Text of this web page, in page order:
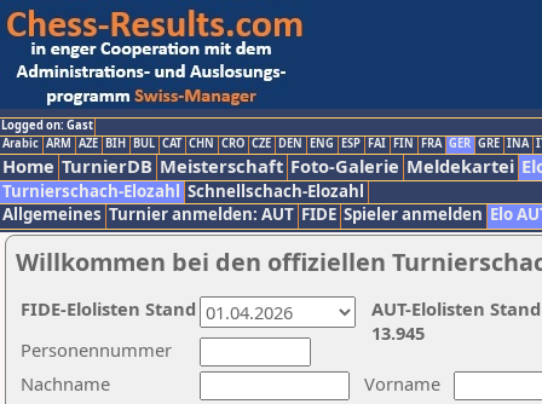
Logged on: Gast
Arabic ARM AZE BIH BUL CAT CHN CRO CZE DEN ENG ESP FAI FIN FRA GER GRE INA
Home TurnierDB Meisterschaft Foto-Galerie Meldekartei
Turnierschach-Elozahl Schnellschach-Elozahl
Allgemeines Turnier anmelden: AUT FIDE Spieler anmelden Elo
Willkommen bei den offiziellen
Nachname
Vorname
Personennummer
AUT-Elolisten
13.945
FIDE-Elolisten Stand